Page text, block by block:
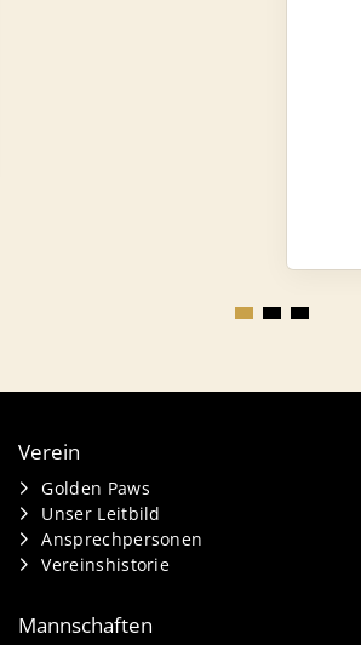
Verein
Golden Paws
Unser Leitbild
Ansprechpersonen
Vereinshistorie
Mannschaften